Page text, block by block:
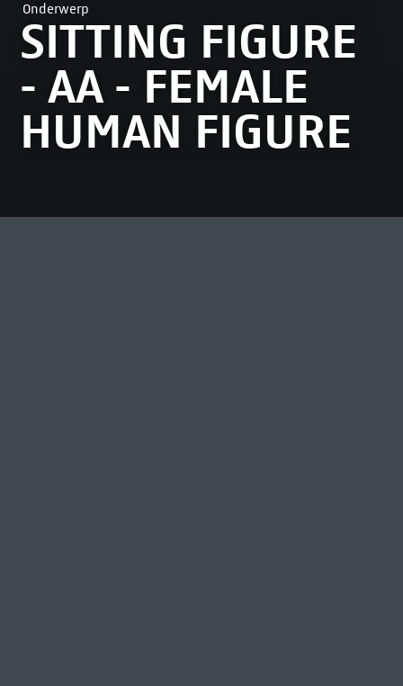
Onderwerp
SITTING FIGURE
- AA - FEMALE
HUMAN FIGURE